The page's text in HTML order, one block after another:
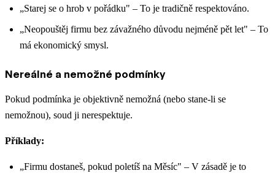
„Starej se o hrob v pořádku" – To je tradičně respektováno.
„Neopouštěj firmu bez závažného důvodu nejméně pět let" – To
má ekonomický smysl.
Nereálné a nemožné podmínky
Pokud podmínka je objektivně nemožná (nebo stane-li se
nemožnou), soud ji nerespektuje.
Příklady:
„Firmu dostaneš, pokud poletíš na Měsíc" – V zásadě je to